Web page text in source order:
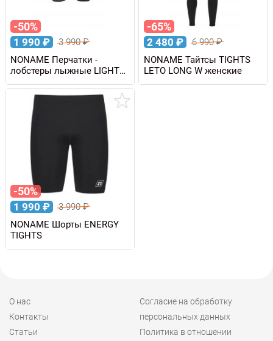
-50%
1 990 ₽ 3 990₽
NONAME Перчатки -
лобстеры лыжные LIGHT
LOBSTER GLOVES
-65%
2 480 ₽ 6 990₽
NONAME Тайтсы TIGHTS
LETO LONG W женские
-50%
1 990 ₽ 3 990₽
NONAME Шорты ENERGY
TIGHTS
О нас
Контакты
Статьи
Согласие на обработку
персональных данных
Политика в отношении